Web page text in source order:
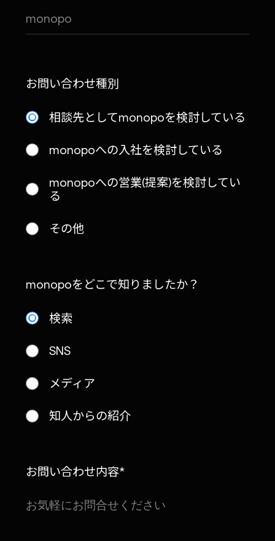
お問い合わせ種別
相談先としてmonopoを検討している
monopoへの入社を検討している
monopoへの営業(提案)を検討してい
る
その他
monopoをどこで知りましたか？
検索
SNS
メディア
知人からの紹介
お問い合わせ内容*